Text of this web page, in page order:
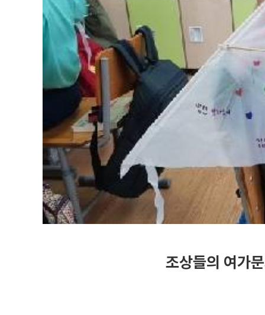
조상들의 여가